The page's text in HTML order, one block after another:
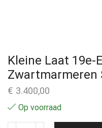
Kleine Laat 19e-
Zwartmarmeren
€ 3.400,00
Op voorraad